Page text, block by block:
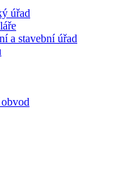
úřad
a stavební úřad